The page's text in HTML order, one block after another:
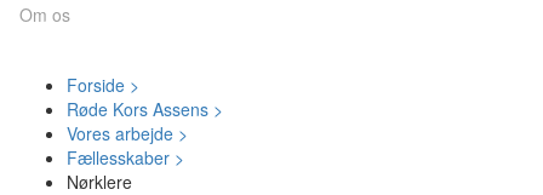
Om os
Forside >
Røde Kors Assens >
Vores arbejde >
Fællesskaber >
Nørklere